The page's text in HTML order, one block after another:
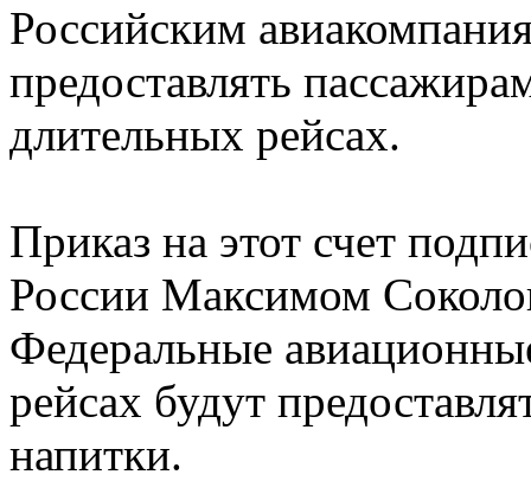
Российским
предоставлять
длительных рейсах.
Приказ на этот счет
России Максимом
Федеральные
рейсах будут
напитки.